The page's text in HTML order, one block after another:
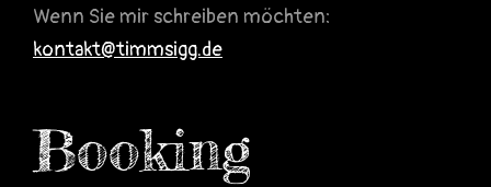
Wenn Sie mir schreiben möchten:
kontakt@timmsigg.de
Booking